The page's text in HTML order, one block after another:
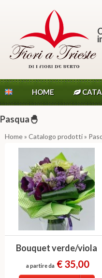
HOME
Pasqua🐣
Home» Catalogo prodotti»
Bouquet verde/viola
a partire da € 35,00